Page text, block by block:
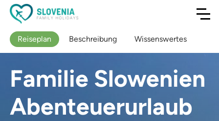
Familie Slowenien
Abenteuerurlaub
Reiseplan Beschreibung Wissenswertes